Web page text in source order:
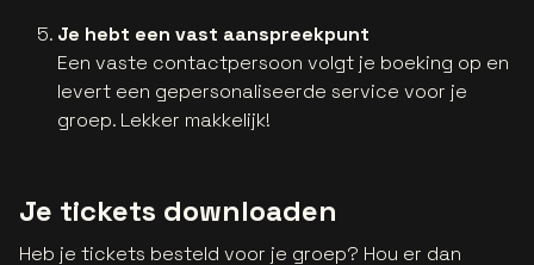
Je hebt een vast aanspreekpunt
Een vaste contactpersoon volgt je boeking op en
levert een gepersonaliseerde service voor je
groep. Lekker makkelijk!
Je tickets downloaden
Heb je tickets besteld voor je groep? Hou er dan